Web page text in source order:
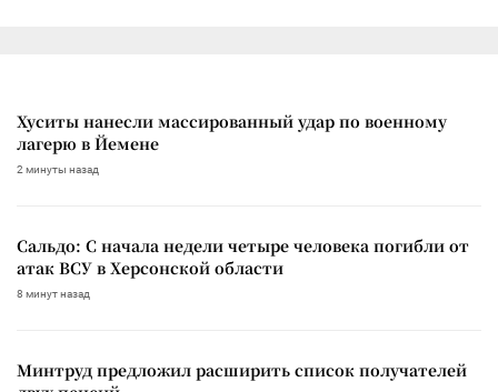
Хуситы нанесли массированный удар по военному
лагерю в Йемене
2 минуты назад
Сальдо: С начала недели четыре человека погибли от
атак ВСУ в Херсонской области
8 минут назад
Минтруд предложил расширить список получателей